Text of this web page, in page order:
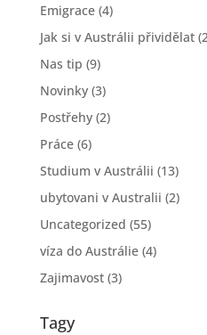
Emigrace(4)
Jak si v Austrálii přividělat
Nas tip (9)
Novinky(3)
Postřehy(2)
Práce(6)
Studium v Austrálii (13)
ubytovani v Australii (2)
Uncategorized (55)
víza do Austrálie(4)
Zajimavost(3)
Tagy